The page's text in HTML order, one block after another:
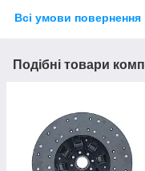
Всі умови повернення
Подібні товари